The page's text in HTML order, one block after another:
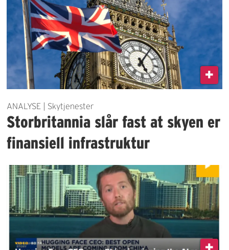
ANALYSE | Skytjenester
Storbritannia slår fast at skyen er
finansiell infrastruktur